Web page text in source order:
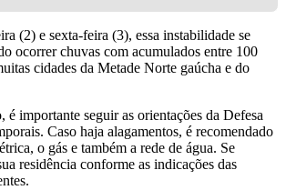
(2) e sexta-feira (3), essa instabilidade se
ocorrer chuvas com acumulados entre 100
cidades da Metade Norte gaúcha e do
é importante seguir as orientações da Defesa
Caso haja alagamentos, é recomendado
o gás e também a rede de água. Se
residência conforme as indicações das